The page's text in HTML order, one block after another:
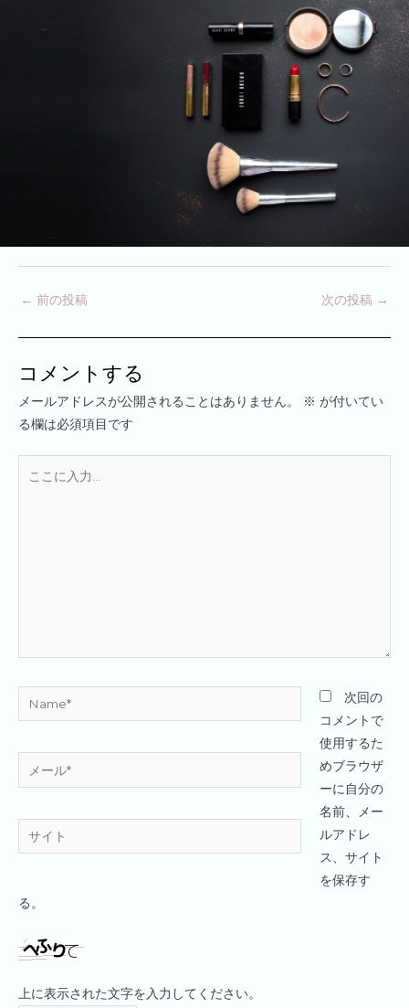
← 前の投稿 次の投稿 →
コメントする
メールアドレスが公開されることはありません。 ※ が付いてい
る欄は必須項目です
ー
イ
次回の
コメントで
使用するた
めブラウザ
ーに自分の
名前、メー
ルアドレ
ス、サイト
を保存す
る。
上に表示された文字を入力してください。